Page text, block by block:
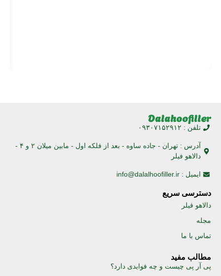
Dalahoofiller
تلفن : ۰۹۳۰۷۱۵۲۹۱۲
آدرس : تهران - جاده ساوه - بعد از فلکه اول - مابین میلان ۲ و ۴ -
دالاهو فیلر
ایمیل : info@dalalhoofiller.ir
دسترسی سریع
دالاهو فیلر
مجله
تماس با ما
مطالب مفید
پی آر پی چیست و چه فوایدی دارد؟